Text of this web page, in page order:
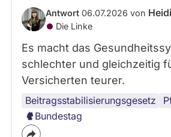
Antwort 06.07.2026 von
Die Linke
Es macht das
schlechter und gleichzeitig
Versicherten teurer.
Beitragsstabilisierungsgesetz
Bundestag